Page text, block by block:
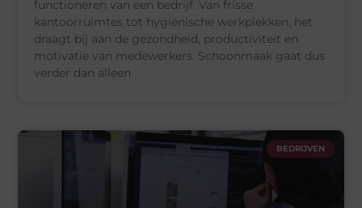
functioneren van een bedrijf. Van frisse
kantoorruimtes tot hygiënische werkplekken, het
draagt bij aan de gezondheid, productiviteit en
motivatie van medewerkers. Schoonmaak gaat dus
verder dan alleen
BEDRIJVEN